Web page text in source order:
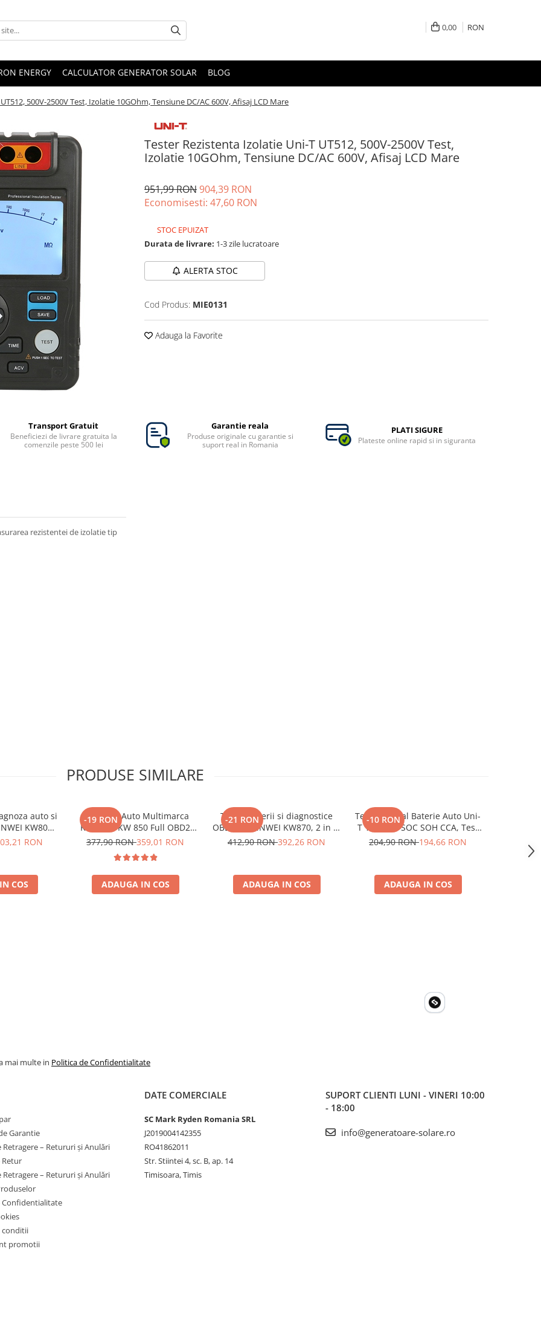
0,00 RON
ENERGY CALCULATOR GENERATOR SOLAR BLOG
500V-2500V Test, Izolatie 10GOhm, Tensiune DC/AC 600V, Afisaj LCD Mare
Tester Rezistenta Izolatie Uni-T UT512, 500V-2500V Test,
Izolatie 10GOhm, Tensiune DC/AC 600V, Afisaj LCD Mare
951,99 RON904,39 RON
Economisesti: 47,60 RON
STOC EPUIZAT
Durata de livrare: 1-3 zile lucratoare
ALERTA STOC
Cod Produs: MIE0131
Adauga la Favorite
Transport Gratuit
Beneficiezi de livrare gratuita la
comenzile peste 500 lei
Garantie reala
Produse originale cu garantie si
suport real in Romania
PLATI SIGURE
Plateste online rapid si in siguranta
rezistentei de izolatie tip
PRODUSE SIMILARE
auto si
KW808
1996
RON
COS
-19 RON
Diagnoza Auto Multimarca
Konnwei KW 850 Full OBD2
Tester Auto Dedicat BMW Mini
Diagnostic Scanner ABS ESP
SRS Transmisie Motor Toate
Marcile Dupa 1996
377,90 RON359,01 RON
ADAUGA IN COS
-21 RON
Tester baterii si diagnostice
OBD II KONNWEI KW870, 2 in 1,
pentru masini 12V, functii
412,90 RON392,26 RON
ADAUGA IN COS
-10 RON
Tester Digital Baterie Auto Uni-
T 12V 24V, SOC SOH CCA, Test
Alternator, SAE DIN IEC EN JIS
204,90 RON194,66 RON
ADAUGA IN COS
mai multe in Politica de Confidentialitate
Garantie
Retragere – Retururi și Anulări
Retur
Retragere – Retururi și Anulări
Confidentialitate
conditii
promotii
DATE COMERCIALE
SC Mark Ryden Romania SRL
J2019004142355
RO41862011
Str. Stiintei 4, sc. B, ap. 14
Timisoara, Timis
SUPORT CLIENTI LUNI - VINERI 10:00
- 18:00
info@generatoare-solare.ro